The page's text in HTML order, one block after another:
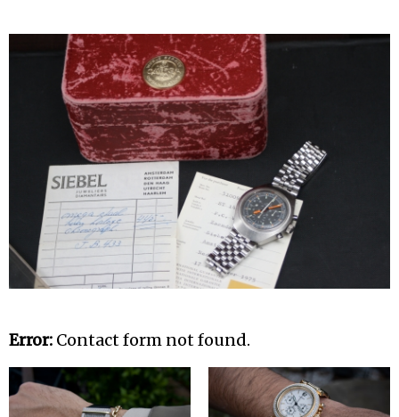
Error: Contact form not found.